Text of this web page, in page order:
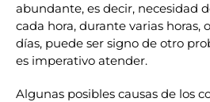
abundante, es decir, necesidad
cada hora, durante varias horas,
días, puede ser signo de otro
es imperativo atender.
Algunas posibles causas de los